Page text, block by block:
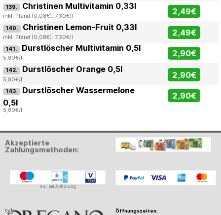
139. Christinen Multivitamin 0,33l
inkl. Pfand (0,08€). 7,30€/l 2,49€
140. Christinen Lemon-Fruit 0,33l
inkl. Pfand (0,08€). 7,30€/l 2,49€
141. Durstlöscher Multivitamin 0,5l
5,80€/l 2,90€
142. Durstlöscher Orange 0,5l
5,80€/l 2,90€
143. Durstlöscher Wassermelone
0,5l
5,80€/l
2,90€
Akzeptierte
Zahlungsmethoden:
nur bei Abholung
Öffnungszeiten: